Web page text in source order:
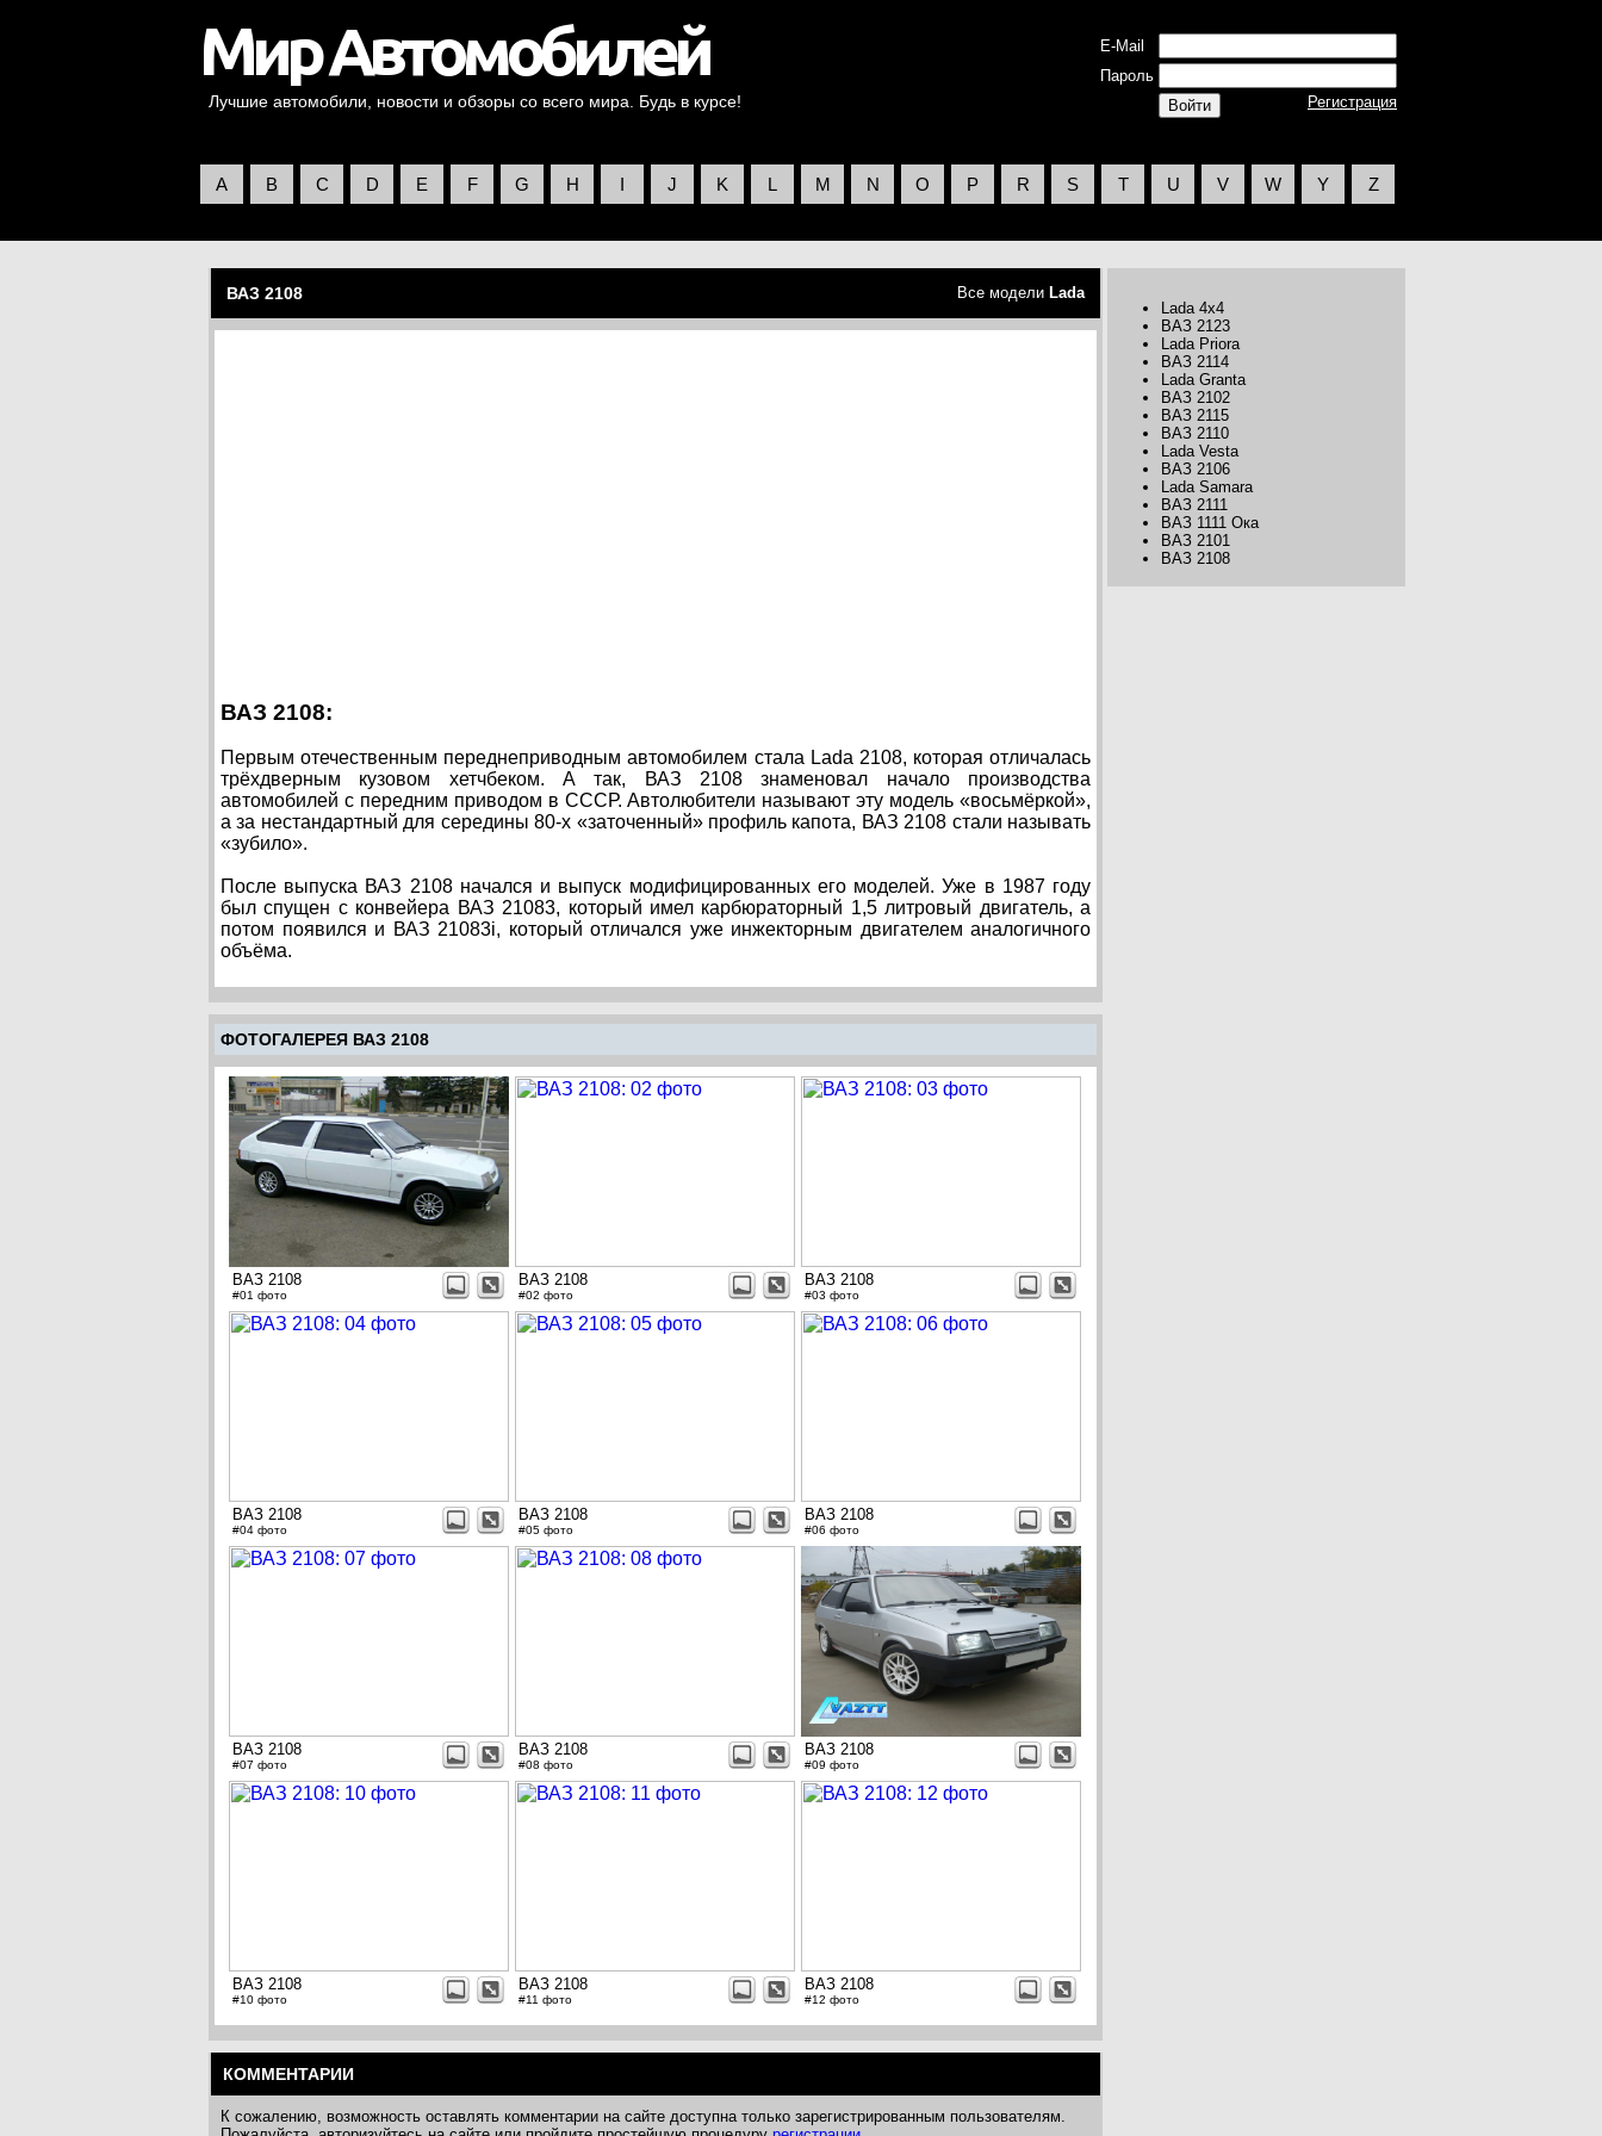
Лучшие автомобили, новости и обзоры со всего мира. Будь в курсе!
E-Mail
Пароль
Регистрация
A B C D E F G H I J K L M N O P R S T U V W Y Z
ВАЗ 2108 Все модели Lada
ВАЗ 2108:
Первым отечественным переднеприводным автомобилем стала Lada 2108, которая отличалась
трёхдверным кузовом хетчбеком. А так, ВАЗ 2108 знаменовал начало производства
автомобилей с передним приводом в СССР. Автолюбители называют эту модель «восьмёркой»,
а за нестандартный для середины 80-х «заточенный» профиль капота, ВАЗ 2108 стали называть
«зубило».
После выпуска ВАЗ 2108 начался и выпуск модифицированных его моделей. Уже в 1987 году
был спущен с конвейера ВАЗ 21083, который имел карбюраторный 1,5 литровый двигатель, а
потом появился и ВАЗ 21083і, который отличался уже инжекторным двигателем аналогичного
объёма.
ФОТОГАЛЕРЕЯ ВАЗ 2108
ВАЗ 2108
#01 фото
ВАЗ 2108
#02 фото
ВАЗ 2108
#03 фото
ВАЗ 2108
#04 фото
ВАЗ 2108
#05 фото
ВАЗ 2108
#06 фото
ВАЗ 2108
#07 фото
ВАЗ 2108
#08 фото
ВАЗ 2108
#09 фото
ВАЗ 2108
#10 фото
ВАЗ 2108
#11 фото
ВАЗ 2108
#12 фото
КОММЕНТАРИИ
К сожалению, возможность оставлять комментарии на сайте доступна только зарегистрированным пользователям.
Lada 4x4
ВАЗ 2123
Lada Priora
ВАЗ 2114
Lada Granta
ВАЗ 2102
ВАЗ 2115
ВАЗ 2110
Lada Vesta
ВАЗ 2106
Lada Samara
ВАЗ 2111
ВАЗ 1111 Ока
ВАЗ 2101
ВАЗ 2108